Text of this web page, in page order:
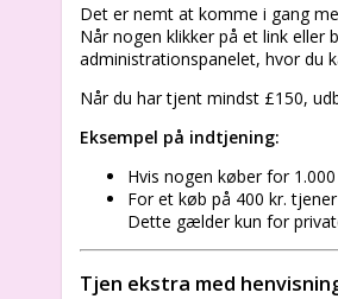
Det er nemt at komme i gang
Når nogen klikker på et link
administrationspanelet, hvor du
Når du har tjent mindst £150,
Eksempel på indtjening:
Hvis nogen køber for
For et køb på 400 kr.
Dette gælder kun for
Tjen ekstra med